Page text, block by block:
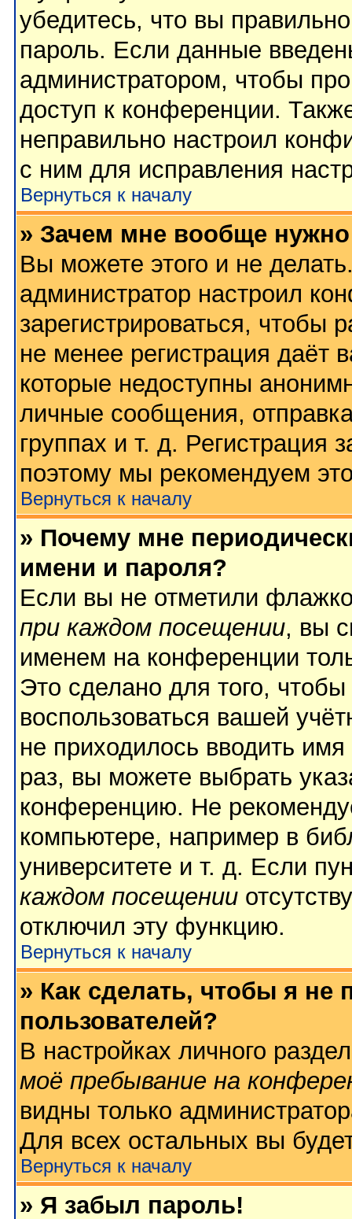
убедитесь, что вы
пароль. Если данные
администратором, чтобы
доступ к конференции.
неправильно настроил
с ним для исправления
Вернуться к началу
» Зачем мне вообще нужно
Вы можете этого и не
администратор настроил
зарегистрироваться,
не менее регистрация даёт
которые недоступны
личные сообщения,
группах и т. д. Регистрация
поэтому мы рекомендуем
Вернуться к началу
» Почему мне
имени и пароля?
Если вы не отметили
при каждом посещении, вы
именем на конференции
Это сделано для того, чтобы
воспользоваться вашей
не приходилось вводить
раз, вы можете выбрать
конференцию. Не
компьютере, например в
университете и т. д. Если
каждом посещении
отключил эту функцию.
Вернуться к началу
» Как сделать, чтобы я не
пользователей?
В настройках личного
моё пребывание на
видны только
Для всех остальных вы
Вернуться к началу
» Я забыл пароль!